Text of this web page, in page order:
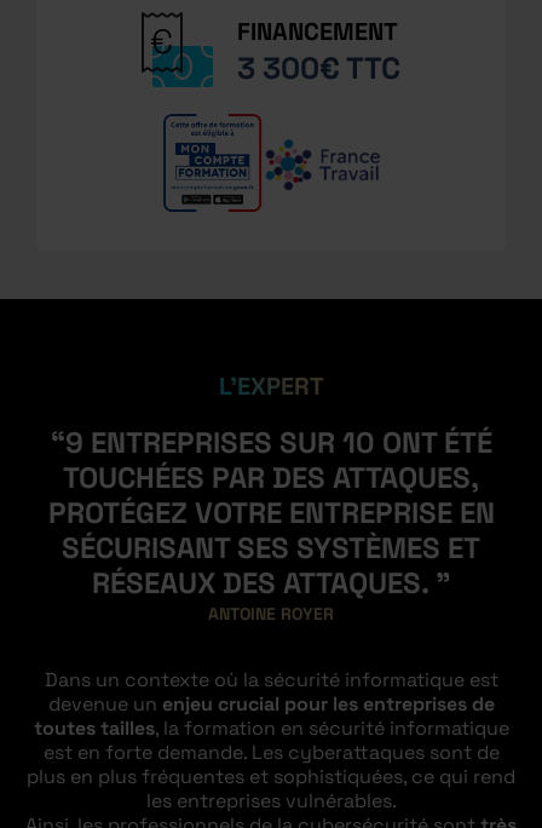
FINANCEMENT
3 300€ TTC
L'EXPERT
“9 ENTREPRISES SUR 10 ONT ÉTÉ
TOUCHÉES PAR DES ATTAQUES,
PROTÉGEZ VOTRE ENTREPRISE EN
SÉCURISANT SES SYSTÈMES ET
RÉSEAUX DES ATTAQUES. ”
ANTOINE ROYER
Dans un contexte où la sécurité informatique est
devenue un enjeu crucial pour les entreprises de
toutes tailles, la formation en sécurité informatique
est en forte demande. Les cyberattaques sont de
plus en plus fréquentes et sophistiquées, ce qui rend
les entreprises vulnérables.